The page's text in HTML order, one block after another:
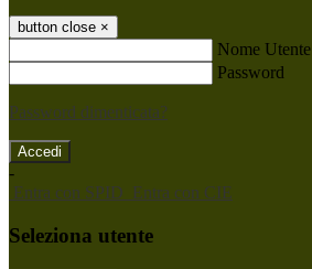
button close ×
Nome Utente
Password
Password dimenticata?
-
Entra con SPID Entra con CIE
Seleziona utente